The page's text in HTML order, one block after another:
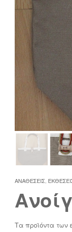
ΑΝΑΘΕΣΕΙΣ,
Τα προϊόντα